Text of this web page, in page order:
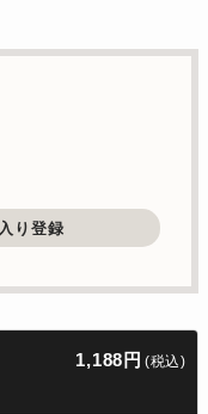
り登録
1,188円 (税込)